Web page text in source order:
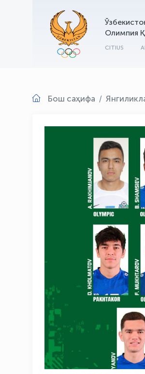
Олимпия
CITIUS
Бош саҳифа